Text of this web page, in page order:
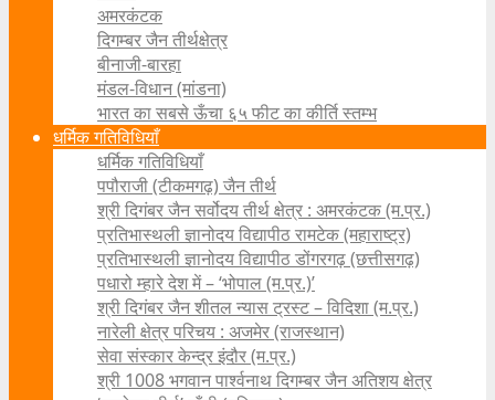
अमरकंटक
दिगम्बर जैन तीर्थक्षेत्र
बीनाजी-बारहा
मंडल-विधान (मांडना)
भारत का सबसे ऊँचा ६५ फीट का कीर्ति स्तम्भ
धर्मिक गतिविधियाँ
धर्मिक गतिविधियाँ
पपौराजी (टीकमगढ़) जैन तीर्थ
श्री दिगंबर जैन सर्वोदय तीर्थ क्षेत्र : अमरकंटक (म.प्र.)
प्रतिभास्थली ज्ञानोदय विद्यापीठ रामटेक (महाराष्ट्र)
प्रतिभास्थली ज्ञानोदय विद्यापीठ डोंगरगढ़ (छत्तीसगढ़)
पधारो म्हारे देश में – ‘भोपाल (म.प्र.)’
श्री दिगंबर जैन शीतल न्यास ट्रस्ट – विदिशा (म.प्र.)
नारेली क्षेत्र परिचय : अजमेर (राजस्थान)
सेवा संस्कार केन्द्र इंदौर (म.प्र.)
श्री 1008 भगवान पार्श्वनाथ दिगम्बर जैन अतिशय क्षे‍त्र